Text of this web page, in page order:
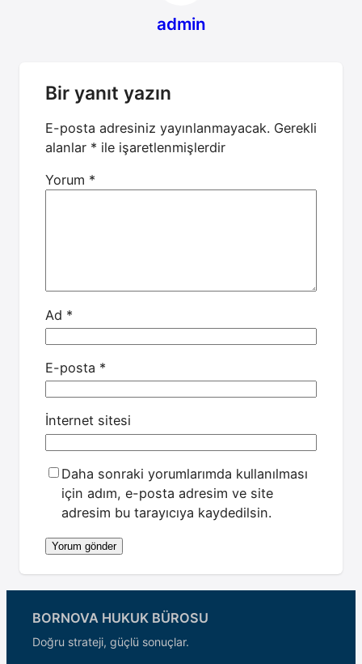
admin
Bir yanıt yazın
E-posta adresiniz yayınlanmayacak. Gerekli
alanlar * ile işaretlenmişlerdir
Yorum *
Ad *
E-posta *
İnternet sitesi
Daha sonraki yorumlarımda kullanılması
için adım, e-posta adresim ve site
adresim bu tarayıcıya kaydedilsin.
BORNOVA HUKUK BÜROSU
Doğru strateji, güçlü sonuçlar.